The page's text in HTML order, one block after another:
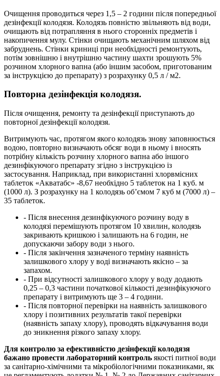
Очищення проводиться через 1,5 – 2 години після попередньої
дезінфекції колодязя. Колодязь повністю звільняють від води,
очищають від потрапляння в нього сторонніх предметів і
накопичення мулу. Стінки очищають механічним шляхом від
забруднень. Стінки криниці при необхідності ремонтують,
потім зовнішню і внутрішню частину шахти зрошують 5%
розчином хлорного вапна (або іншим засобом, приготованим
за інструкцією до препарату) з розрахунку 0,5 л / м2.
Повторна дезінфекція колодязя.
Після очищення, ремонту та дезінфекції приступають до
повторної дезінфекції колодязя.
Витримують час, протягом якого колодязь знову заповнюється
водою, повторно визначають обсяг води в ньому і вносять
потрібну кількість розчину хлорного вапна або іншого
дезинфікуючого препарату згідно з інструкцією із
застосування. Наприклад, при використанні хлорвмісних
таблеток «Акватабс» -8,67 необхідно 5 таблеток на 1 куб. м
(1000 л). З розрахунку на 1 колодязь об’ємом 7 куб м (7000 л) –
35 таблеток.
- Після внесення дезинфікуючого розчину воду в
колодязі перемішують протягом 10 хвилин, колодязь
закривають кришкою і залишають на 6 годин, не
допускаючи забору води з нього.
- Після закінчення зазначеного терміну наявність
залишкового хлору у воді визначають якісно – за
запахом.
- При відсутності залишкового хлору у воду додають
0,25 – 0,3 частини початкової кількості дезинфікуючого
препарату і витримують ще 3 – 4 години.
- Після повторної перевірки на наявність залишкового
хлору і позитивних результатів такої перевірки
(наявність запаху хлору), проводять відкачування води
до зникнення різкого запаху хлору.
Для контролю за ефективністю дезінфекції колодязя
бажано провести лабораторний контроль якості питної води
за санітарно-хімічними та мікробіологічними показниками, як